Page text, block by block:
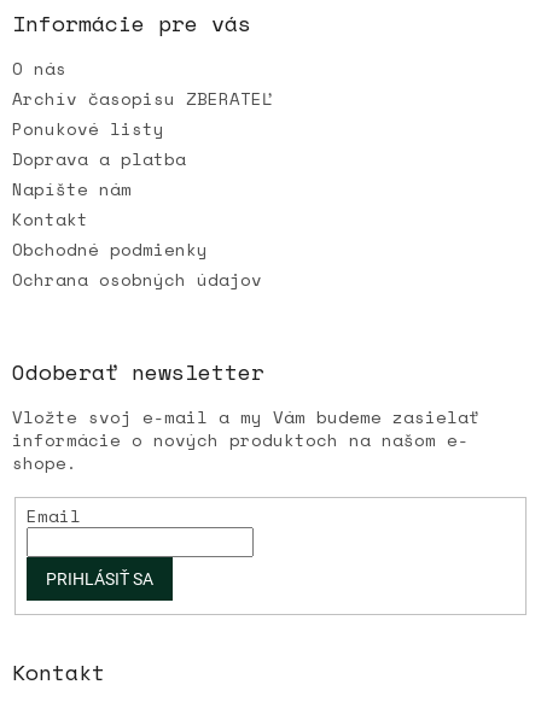
i
e
Informácie pre vás
O nás
Archív časopisu ZBERATEĽ
Ponukové listy
Doprava a platba
Napíšte nám
Kontakt
Obchodné podmienky
Ochrana osobných údajov
Odoberať newsletter
Vložte svoj e-mail a my Vám budeme zasielať
informácie o nových produktoch na našom e-
shope.
Email
PRIHLÁSIŤ SA
Kontakt